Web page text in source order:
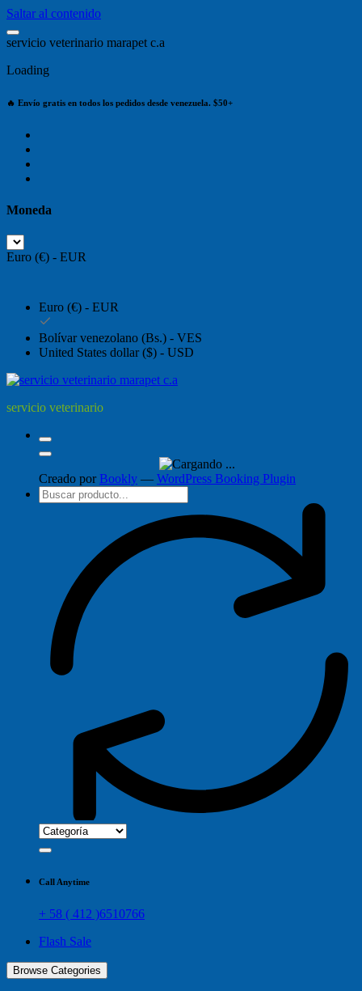
Saltar al contenido
servicio veterinario marapet c.a
Loading
🔥 Envío gratis en todos los pedidos desde venezuela. $50+
Moneda
Euro (€) - EUR
Euro (€) - EUR
Bolívar venezolano (Bs.) - VES
United States dollar ($) - USD
servicio veterinario
Creado por Bookly — WordPress Booking Plugin
Call Anytime
+ 58 ( 412 )6510766
Flash Sale
Browse Categories